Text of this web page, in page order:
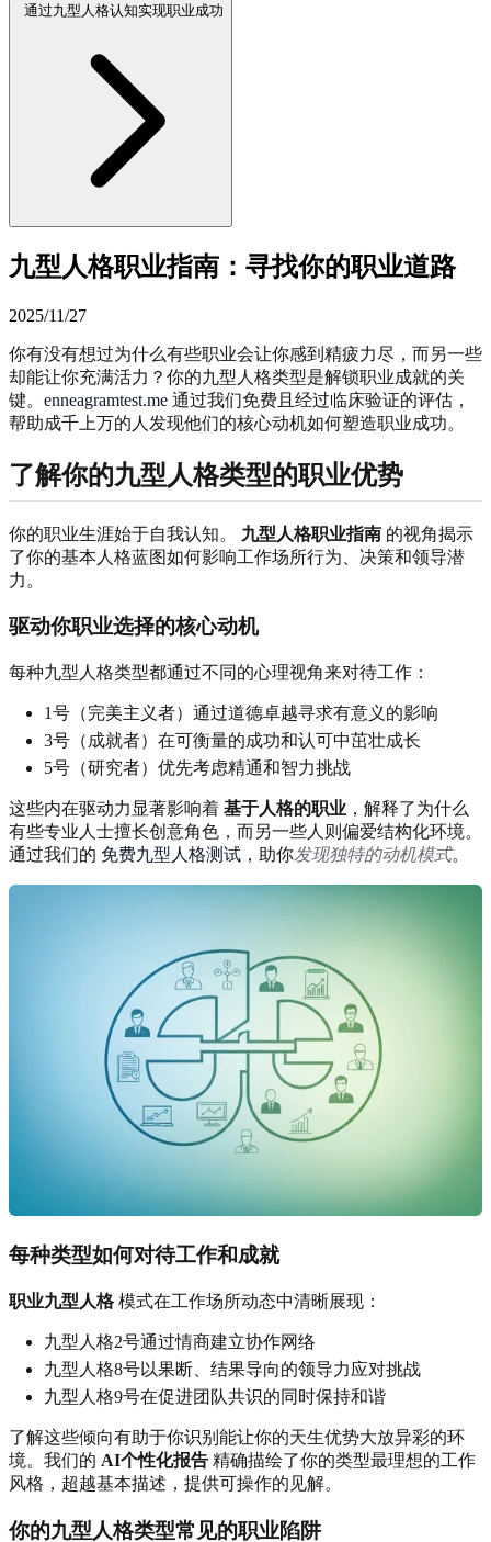
通过九型人格认知实现职业成功
九型人格职业指南：寻找你的职业道路
2025/11/27
你有没有想过为什么有些职业会让你感到精疲力尽，而另一些
却能让你充满活力？你的九型人格类型是解锁职业成就的关
键。 enneagramtest.me 通过我们免费且经过临床验证的评估，
帮助成千上万的人发现他们的核心动机如何塑造职业成功。
了解你的九型人格类型的职业优势
你的职业生涯始于自我认知。 九型人格职业指南 的视角揭示
了你的基本人格蓝图如何影响工作场所行为、决策和领导潜
力。
驱动你职业选择的核心动机
每种九型人格类型都通过不同的心理视角来对待工作：
1号（完美主义者）通过道德卓越寻求有意义的影响
3号（成就者）在可衡量的成功和认可中茁壮成长
5号（研究者）优先考虑精通和智力挑战
这些内在驱动力显著影响着 基于人格的职业 ，解释了为什么
有些专业人士擅长创意角色，而另一些人则偏爱结构化环境。
通过我们的 免费九型人格测试 ，助你发现独特的动机模式。
每种类型如何对待工作和成就
职业九型人格模式在工作场所动态中清晰展现：
九型人格2号通过情商建立协作网络
九型人格8号以果断、结果导向的领导力应对挑战
九型人格9号在促进团队共识的同时保持和谐
了解这些倾向有助于你识别能让你的天生优势大放异彩的环
境。我们的 AI个性化报告 精确描绘了你的类型最理想的工作
风格，超越基本描述，提供可操作的见解。
你的九型人格类型常见的职业陷阱